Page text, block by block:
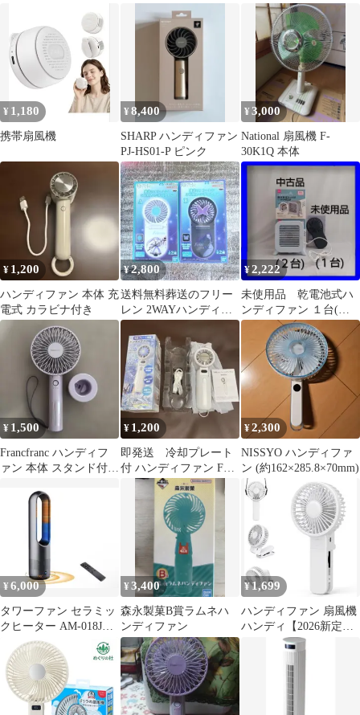
付き ハンディファン
¥ 1,180
携帯扇風機
¥8,400
SHARP ハンディファン
PJ-HS01-P ピンク
¥3,000
National 扇風機 F-
30K1Q 本体
¥ 1,200
ハンディファン 本体 充
電式 カラビナ付き
¥2,800
送料無料葬送のフリー
レン 2WAYハンディフ
ァン 本体 2種セット
¥2,222
未使用品 乾電池式ハ
ンディファン １台(非
売品)＋中古品 ミニ卓
上扇風機 ２台
¥ 1,500
Francfranc ハンディフ
ァン 本体 スタンド付き
¥ 1,200
即発送 冷却プレート
付 ハンディファン F28
4way 扇風機 新品
¥2,300
NISSYO ハンディファ
ン (約162×285.8×70mm)
¥6,000
タワーファン セラミッ
クヒーター AM-018JR
¥3,400
森永製菓B賞ラムネハ
ンディファン
¥ 1,699
ハンディファン 扇風機
ハンディ【2026新定
番・1台5役】大風量